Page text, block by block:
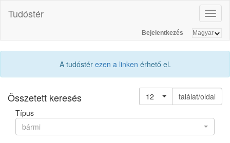
Tudóstér
Bejelentkezés
A tudóstér ezen a linken érhető el.
Összetett keresés 12
találat/oldal
Típus
bármi